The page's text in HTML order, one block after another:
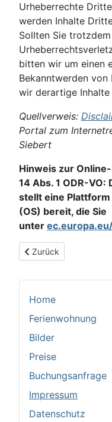
Home
Ferienwohnung
Bilder
Preise
Buchungsanfrage
Impressum
Datenschutz
Urheberrechte
werden Inhalte
Sollten Sie
bitten wir um einen
Bekanntwerden
wir derartige Inhalte
Quellverweis:
Portal zum
Siebert
Hinweis zur
14 Abs. 1 ODR-VO:
stellt eine
(OS) bereit, die Sie
unter
Vorheriger Beitrag:
Zurück